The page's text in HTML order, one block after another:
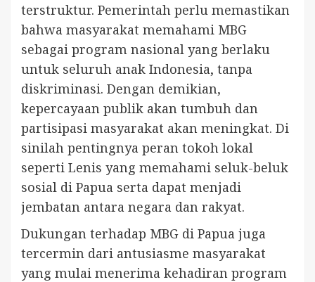
terstruktur. Pemerintah perlu memastikan
bahwa masyarakat memahami MBG
sebagai program nasional yang berlaku
untuk seluruh anak Indonesia, tanpa
diskriminasi. Dengan demikian,
kepercayaan publik akan tumbuh dan
partisipasi masyarakat akan meningkat. Di
sinilah pentingnya peran tokoh lokal
seperti Lenis yang memahami seluk-beluk
sosial di Papua serta dapat menjadi
jembatan antara negara dan rakyat.
Dukungan terhadap MBG di Papua juga
tercermin dari antusiasme masyarakat
yang mulai menerima kehadiran program